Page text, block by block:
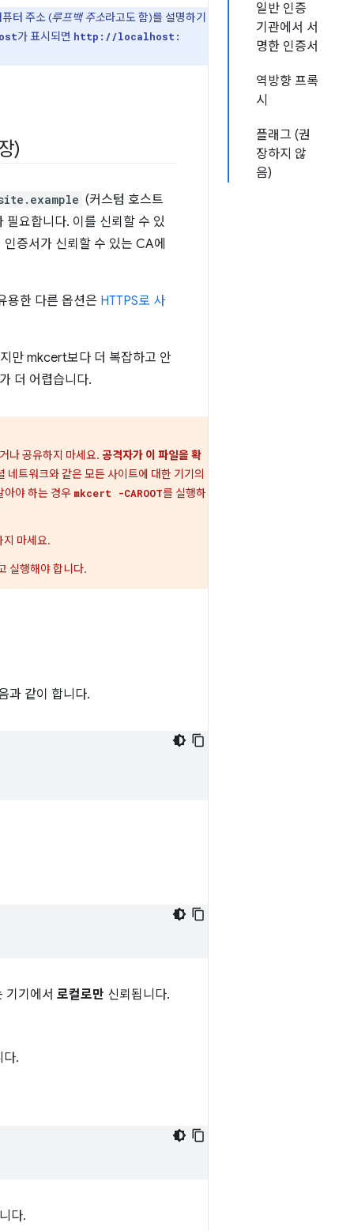
일반 인증
기관에서 서
명한 인증서
역방향 프록
시
플래그 (권
장하지 않
음)
터 주소 (루프백 주소라고도 함)를 설명하기
가 표시되면 http://localhost:
)
(커스텀 호스트
필요합니다. 이를 신뢰할 수 있
증서가 신뢰할 수 있는 CA에
용한 다른 옵션은 HTTPS로 사
만 mkcert보다 더 복잡하고 안
더 어렵습니다.
나 공유하지 마세요. 공격자가 이 파일을 확
네트워크와 같은 모든 사이트에 대한 기기의
아야 하는 경우 mkcert -CAROOT를 실행하
마세요.
실행해야 합니다.
과 같이 합니다.
기기에서 로컬로만 신뢰됩니다.
다.
다.